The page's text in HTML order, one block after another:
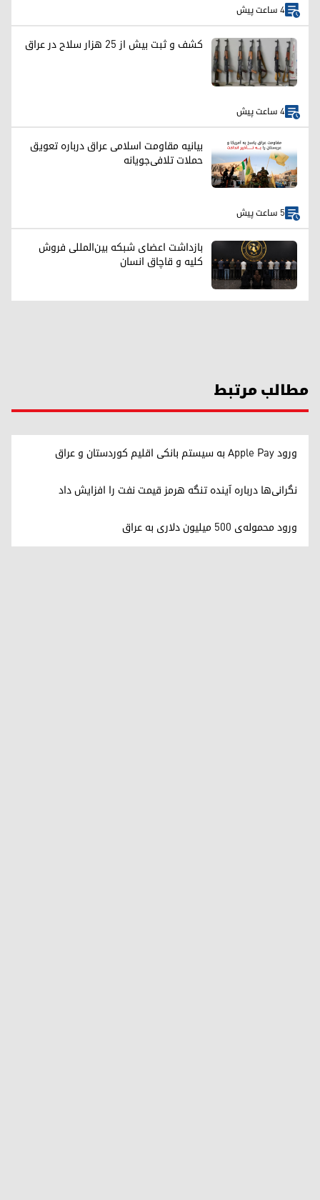
4 ساعت پیش
کشف و ثبت بیش از ۲۵ هزار سلاح در عراق
4 ساعت پیش
بیانیه مقاومت اسلامی عراق درباره تعویق
حملات تلافی‌جویانه
5 ساعت پیش
بازداشت اعضای شبکه بین‌المللی فروش
کلیه و قاچاق انسان
مطالب مرتبط
ورود Apple Pay به سیستم بانکی اقلیم کوردستان و عراق
نگرانی‌ها درباره آینده تنگه هرمز قیمت نفت را افزایش داد
ورود محموله‌ی ۵۰۰ میلیون دلاری به عراق